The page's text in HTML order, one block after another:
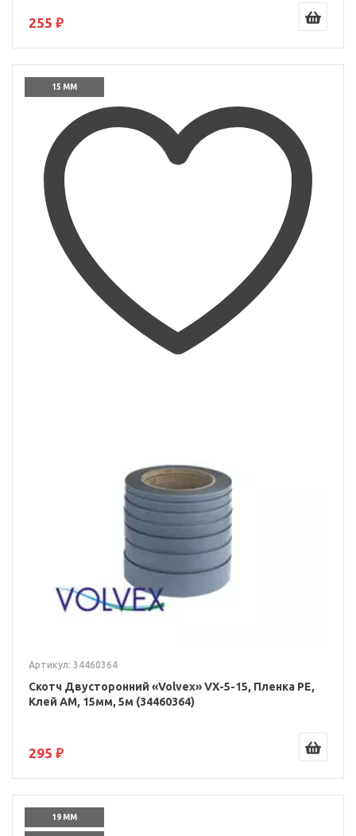
255 ₽
15 ММ
Артикул: 34460364
Скотч Двусторонний «Volvex» VX-5-15, Пленка PE,
Клей AM, 15мм, 5м (34460364)
295 ₽
19 ММ